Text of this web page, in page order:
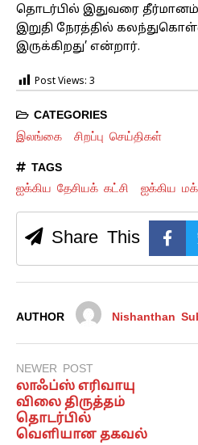
தொடர்பில் இதுவரை
இறுதி நேரத்தில்
இருக்கிறது’ என்றார்.
Post Views: 3
CATEGORIES
இலங்கை சிறப்பு செய்திகள்
TAGS
ஐக்கிய தேசியக் கட்சி ஐக்கிய
Share This
AUTHOR Nishanthan
NEWER POST
லாஃப்ஸ் எரிவாயு
விலை திருத்தம்
தொடர்பில்
வெளியான தகவல்